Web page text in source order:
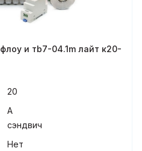
и тb7-04.1m лайт к20-
20
А
сэндвич
Нет